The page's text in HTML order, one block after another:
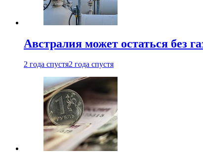
Австралия может остаться без
2 года спустя2 года спустя